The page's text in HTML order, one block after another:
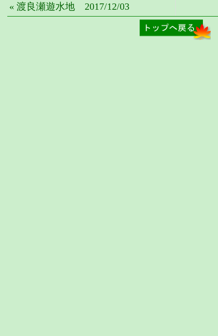
« 渡良瀬遊水地 2017/12/03